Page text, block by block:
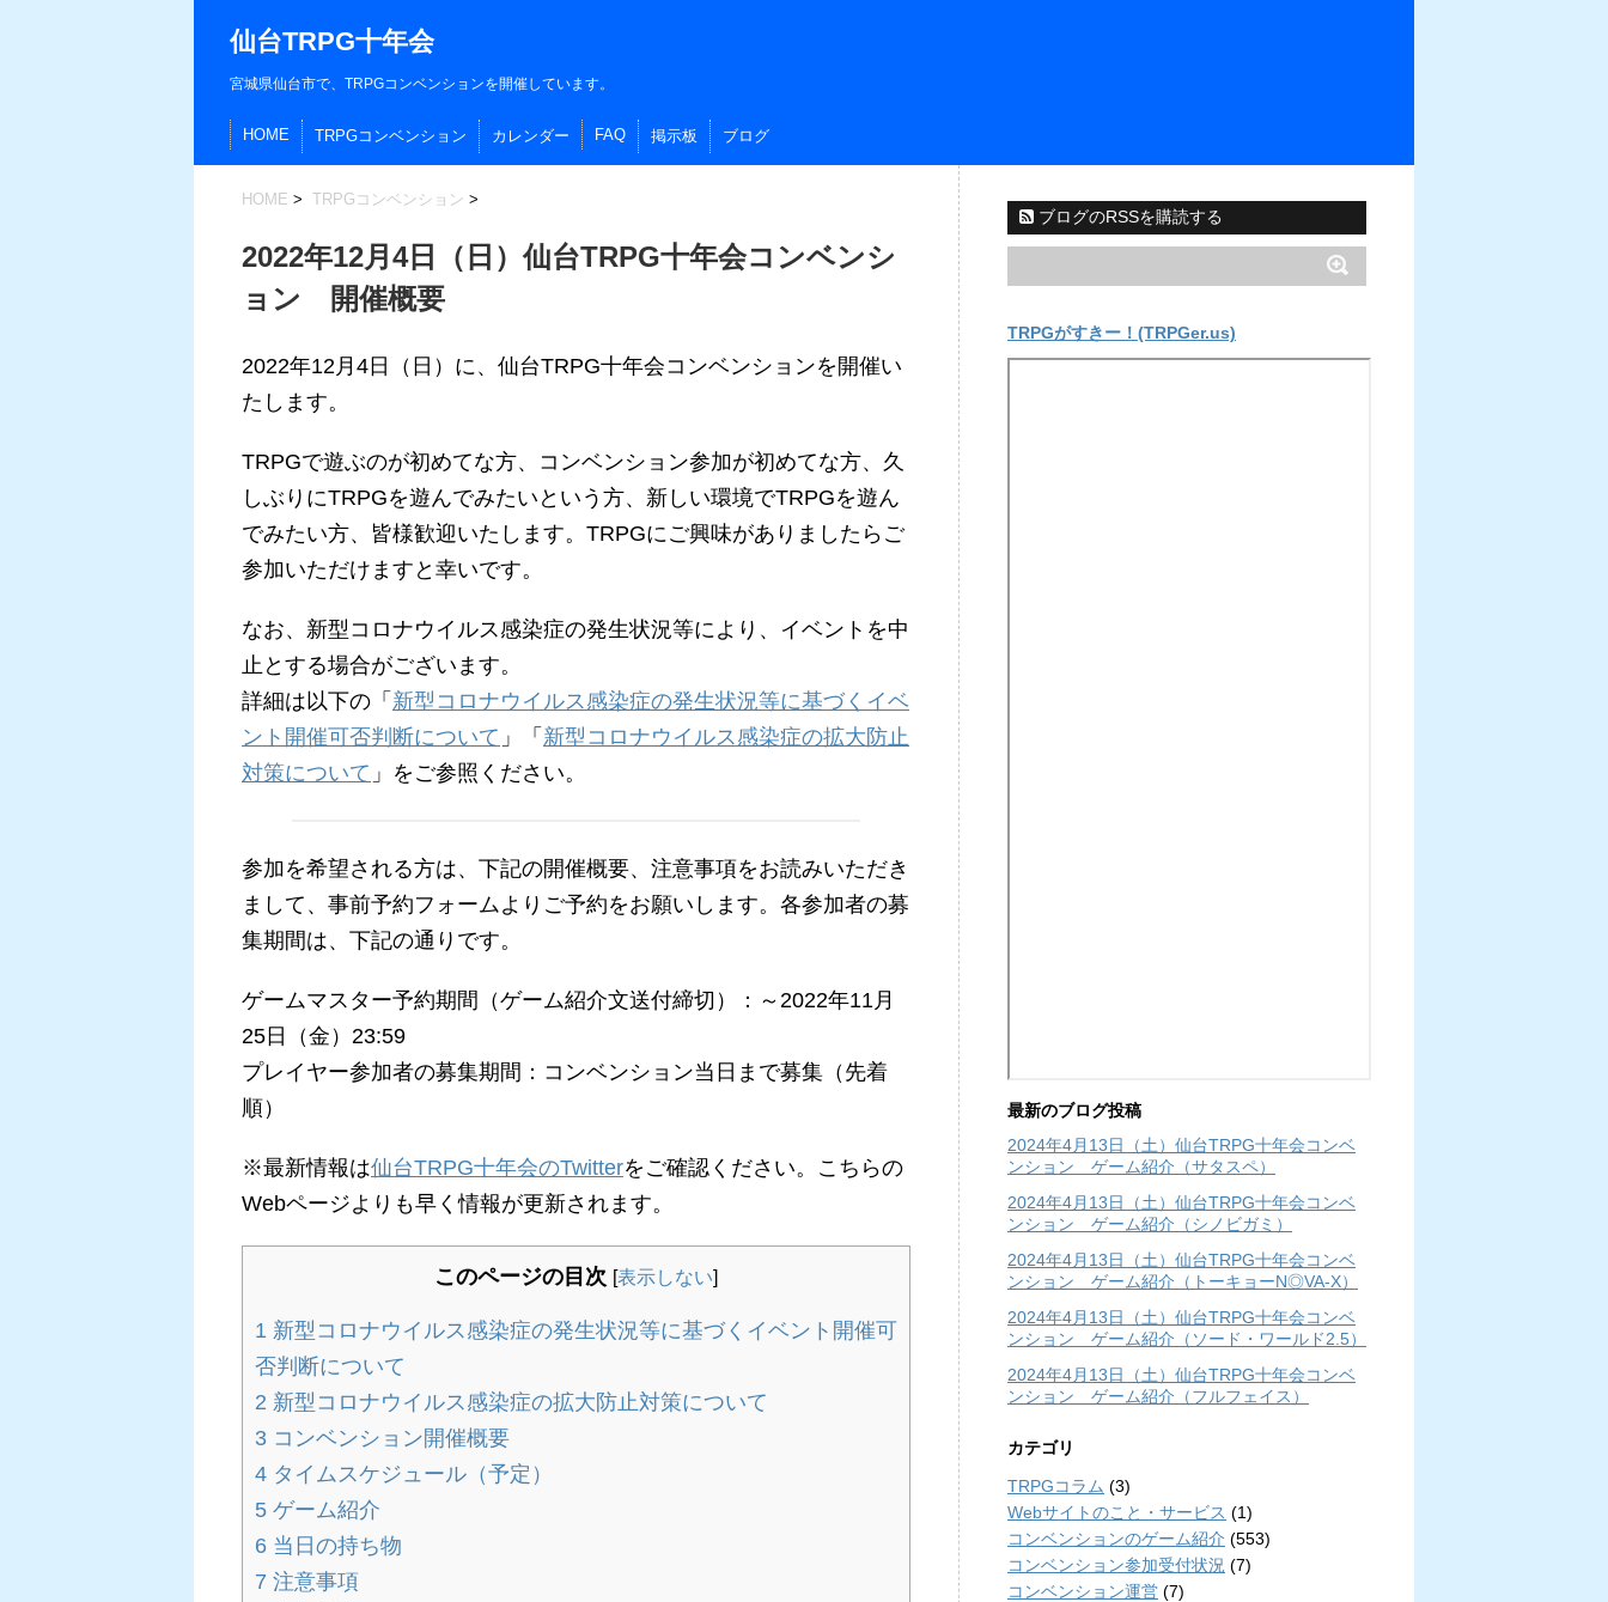
仙台TRPG十年会
宮城県仙台市で、TRPGコンベンションを開催しています。
HOME TRPGコンベンション カレンダー FAQ 掲示板 ブログ
HOME > TRPGコンベンション >
2022年12月4日（日）仙台TRPG十年会コンベンシ
ョン 開催概要
2022年12月4日（日）に、仙台TRPG十年会コンベンションを開催い
たします。
TRPGで遊ぶのが初めてな方、コンベンション参加が初めてな方、久
しぶりにTRPGを遊んでみたいという方、新しい環境でTRPGを遊ん
でみたい方、皆様歓迎いたします。TRPGにご興味がありましたらご
参加いただけますと幸いです。
なお、新型コロナウイルス感染症の発生状況等により、イベントを中
止とする場合がございます。
詳細は以下の「 新型コロナウイルス感染症の発生状況等に基づくイベ
ント開催可否判断について 」「 新型コロナウイルス感染症の拡大防止
対策について 」をご参照ください。
参加を希望される方は、下記の開催概要、注意事項をお読みいただき
まして、事前予約フォームよりご予約をお願いします。各参加者の募
集期間は、下記の通りです。
ゲームマスター予約期間（ゲーム紹介文送付締切）：～2022年11月
25日（金）23:59
プレイヤー参加者の募集期間：コンベンション当日まで募集（先着
順）
※最新情報は仙台TRPG十年会のTwitterをご確認ください。こちらの
Webページよりも早く情報が更新されます。
このページの目次 [表示しない]
1 新型コロナウイルス感染症の発生状況等に基づくイベント開催可
否判断について
2 新型コロナウイルス感染症の拡大防止対策について
3 コンベンション開催概要
4 タイムスケジュール（予定）
5 ゲーム紹介
6 当日の持ち物
7 注意事項
ブログのRSSを購読する
TRPGがすきー！(TRPGer.us)
最新のブログ投稿
2024年4月13日（土）仙台TRPG十年会コンベ
ンション ゲーム紹介（サタスペ）
2024年4月13日（土）仙台TRPG十年会コンベ
ンション ゲーム紹介（シノビガミ）
2024年4月13日（土）仙台TRPG十年会コンベ
ンション ゲーム紹介（トーキョーN◎VA-X）
2024年4月13日（土）仙台TRPG十年会コンベ
ンション ゲーム紹介（ソード・ワールド2.5）
2024年4月13日（土）仙台TRPG十年会コンベ
ンション ゲーム紹介（フルフェイス）
カテゴリ
TRPGコラム (3)
Webサイトのこと・サービス (1)
コンベンションのゲーム紹介 (553)
コンベンション参加受付状況 (7)
コンベンション運営 (7)